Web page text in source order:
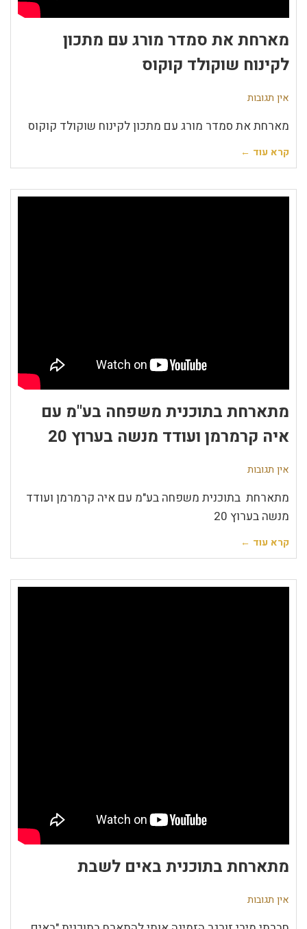
מארחת את סמדר מורג עם מתכון
לקינוח שוקולד קוקוס
אין תגובות
מארחת את סמדר מורג עם מתכון לקינוח שוקולד קוקוס
קרא עוד ←
מתארחת בתוכנית משפחה בע"מ עם
איה קרמרמן ועודד מנשה בערוץ 20
אין תגובות
מתארחת בתוכנית משפחה בע"מ עם איה קרמרמן ועודד
מנשה בערוץ 20
קרא עוד ←
מתארחת בתוכנית באים לשבת
אין תגובות